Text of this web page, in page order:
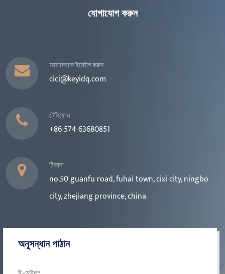
যোগাযোগ করুন
আমাদেরকে ইমেইল করুন
cici@keyidq.com
টেলিফোন
+86-574-63680851
ঠিকানা
no.50 guanfu road, fuhai town, cixi city, ningbo
city, zhejiang province, china
অনুসন্ধান পাঠান